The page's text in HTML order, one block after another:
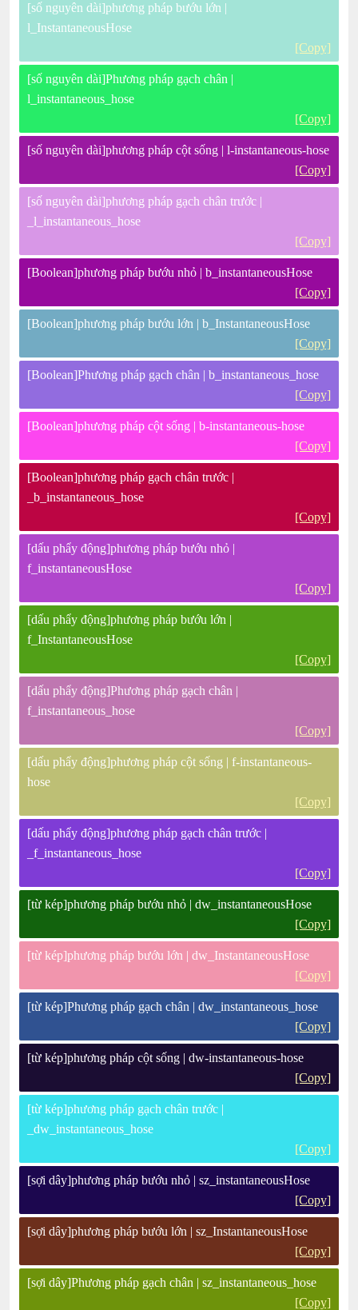
[số nguyên dài]phương pháp bướu lớn |
l_InstantaneousHose
[Copy]
[số nguyên dài]Phương pháp gạch chân |
l_instantaneous_hose
[Copy]
[số nguyên dài]phương pháp cột sống | l-instantaneous-hose
[Copy]
[số nguyên dài]phương pháp gạch chân trước |
_l_instantaneous_hose
[Copy]
[Boolean]phương pháp bướu nhỏ | b_instantaneousHose
[Copy]
[Boolean]phương pháp bướu lớn | b_InstantaneousHose
[Copy]
[Boolean]Phương pháp gạch chân | b_instantaneous_hose
[Copy]
[Boolean]phương pháp cột sống | b-instantaneous-hose
[Copy]
[Boolean]phương pháp gạch chân trước |
_b_instantaneous_hose
[Copy]
[dấu phẩy động]phương pháp bướu nhỏ |
f_instantaneousHose
[Copy]
[dấu phẩy động]phương pháp bướu lớn |
f_InstantaneousHose
[Copy]
[dấu phẩy động]Phương pháp gạch chân |
f_instantaneous_hose
[Copy]
[dấu phẩy động]phương pháp cột sống | f-instantaneous-
hose
[Copy]
[dấu phẩy động]phương pháp gạch chân trước |
_f_instantaneous_hose
[Copy]
[từ kép]phương pháp bướu nhỏ | dw_instantaneousHose
[Copy]
[từ kép]phương pháp bướu lớn | dw_InstantaneousHose
[Copy]
[từ kép]Phương pháp gạch chân | dw_instantaneous_hose
[Copy]
[từ kép]phương pháp cột sống | dw-instantaneous-hose
[Copy]
[từ kép]phương pháp gạch chân trước |
_dw_instantaneous_hose
[Copy]
[sợi dây]phương pháp bướu nhỏ | sz_instantaneousHose
[Copy]
[sợi dây]phương pháp bướu lớn | sz_InstantaneousHose
[Copy]
[sợi dây]Phương pháp gạch chân | sz_instantaneous_hose
[Copy]